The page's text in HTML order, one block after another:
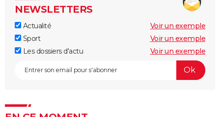
NEWSLETTERS
Actualité
Voir un exemple
Sport
Voir un exemple
Les dossiers d'actu
Voir un exemple